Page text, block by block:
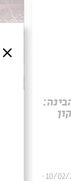
הבינה:
10/02/
סגור